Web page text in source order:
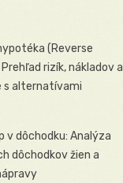
(Reverse
rizík, nákladov a
s alternatívami
v dôchodku: Analýza
dôchodkov žien a